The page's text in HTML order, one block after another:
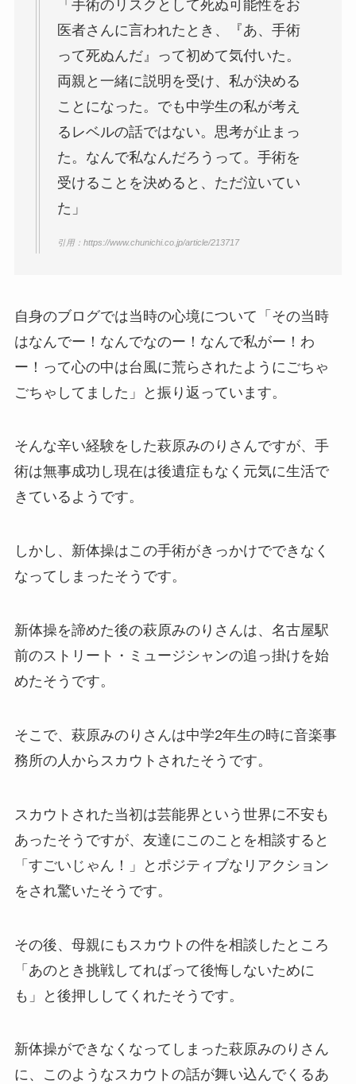
「手術のリスクとして死ぬ可能性をお
医者さんに言われたとき、『あ、手術
って死ぬんだ』って初めて気付いた。
両親と一緒に説明を受け、私が決める
ことになった。でも中学生の私が考え
るレベルの話ではない。思考が止まっ
た。なんで私なんだろうって。 手術を
受けることを決めると、ただ泣いてい
た 」
引用：https://www.chunichi.co.jp/article/213717
自身のブログでは当時の心境について「その当時
はなんでー！なんでなのー！なんで私がー！わ
ー！って心の中は台風に荒らされたようにごちゃ
ごちゃしてました」と振り返っています。
そんな辛い経験をした萩原みのりさんですが、手
術は無事成功し現在は後遺症もなく元気に生活で
きているようです。
しかし、新体操はこの手術がきっかけでできなく
なってしまったそうです。
新体操を諦めた後の萩原みのりさんは、名古屋駅
前のストリート・ミュージシャンの追っ掛けを始
めたそうです。
そこで、萩原みのりさんは中学2年生の時に音楽事
務所の人からスカウトされたそうです。
スカウトされた当初は芸能界という世界に不安も
あったそうですが、友達にこのことを相談すると
「すごいじゃん！」とポジティブなリアクション
をされ驚いたそうです。
その後、母親にもスカウトの件を相談したところ
「あのとき挑戦してればって後悔しないために
も」と後押ししてくれたそうです。
新体操ができなくなってしまった萩原みのりさん
に、このようなスカウトの話が舞い込んでくるあ